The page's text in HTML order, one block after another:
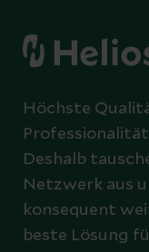
Höchste
Deshalb
Netzwerk aus
konsequent
beste Lösung